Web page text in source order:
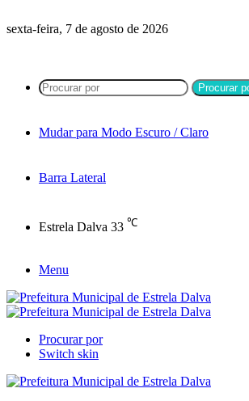
sexta-feira, 7 de agosto de 2026
Procurar
Mudar para Modo Escuro / Claro
Barra Lateral
Estrela Dalva 33 ℃
Menu
Procurar por
Switch skin